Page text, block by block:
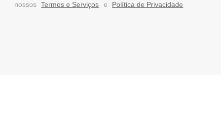
nossos Termos e Serviços e Política de Privacidade